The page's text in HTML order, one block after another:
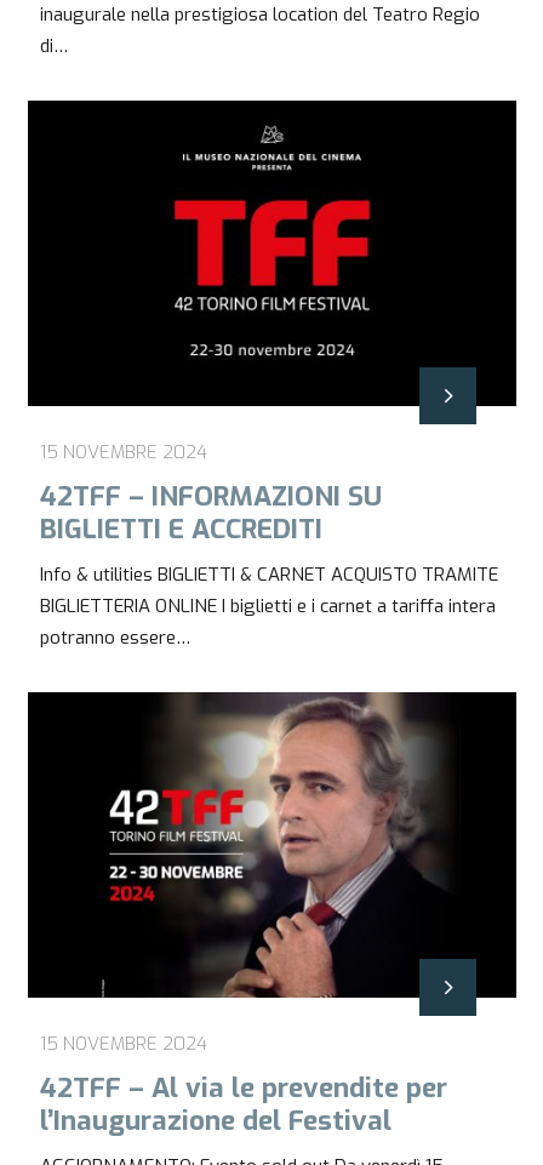
inaugurale nella prestigiosa location del Teatro Regio
di…
15 NOVEMBRE 2024
42TFF – INFORMAZIONI SU
BIGLIETTI E ACCREDITI
Info & utilities BIGLIETTI & CARNET ACQUISTO TRAMITE
BIGLIETTERIA ONLINE I biglietti e i carnet a tariffa intera
potranno essere…
15 NOVEMBRE 2024
42TFF – Al via le prevendite per
l’Inaugurazione del Festival